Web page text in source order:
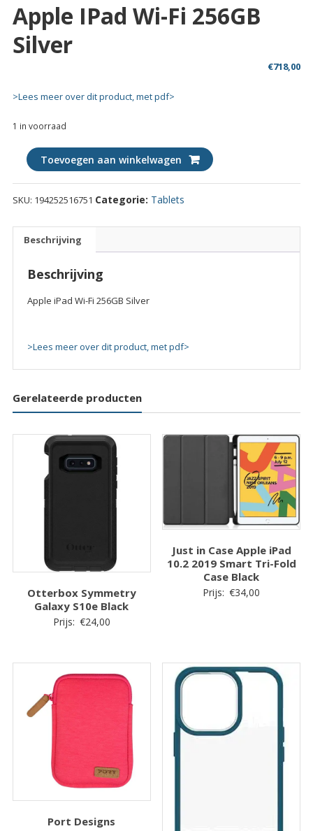
Apple IPad Wi-Fi 256GB
Silver
€718,00
>Lees meer over dit product, met pdf>
1 in voorraad
Apple
iPad
Wi-
Fi
Silver
Toevoegen aan winkelwagen
SKU: 194252516751 Categorie: Tablets
Beschrijving
Beschrijving
Apple iPad Wi-Fi 256GB Silver
>Lees meer over dit product, met pdf>
Gerelateerde producten
Otterbox Symmetry
Galaxy S10e Black
Prijs: €24,00
Just in Case Apple iPad
10.2 2019 Smart Tri-Fold
Case Black
Prijs: €34,00
Port Designs